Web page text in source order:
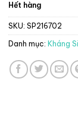
Hết hàng
SKU: SP216702
Danh mục: Kháng